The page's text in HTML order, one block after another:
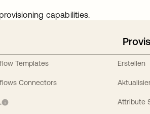
capabilities.
Templates
Connectors
Erstellen
Attribute